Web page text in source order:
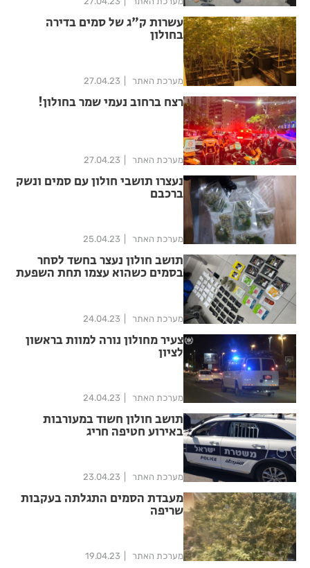
עשרות ק"ג של סמים בדירה
בחולון
מערכת האתר 27.04.23
רצח ברחוב נעמי שמר בחולון!
מערכת האתר 27.04.23
נעצרו תושבי חולון עם סמים ונשק
ברכבם
מערכת האתר 25.04.23
תושב חולון נעצר בחשד לסחר
בסמים כשהוא עצמו תחת השפעת
מערכת האתר 24.04.23
צעיר מחולון נורה למוות בראשון
לציון
מערכת האתר 24.04.23
תושב חולון חשוד במעורבות
באירוע חטיפה חריג
מערכת האתר 23.04.23
מעבדת הסמים התגלתה בעקבות
שריפה
מערכת האתר 19.04.23